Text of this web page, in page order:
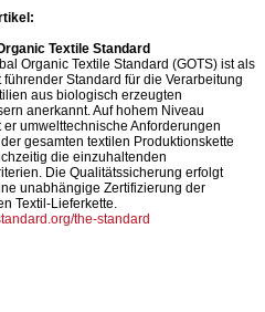
Textile Standard
Organic Textile Standard (GOTS) ist als
führender Standard für die Verarbeitung
aus biologisch erzeugten
anerkannt. Auf hohem Niveau
er umwelttechnische Anforderungen
gesamten textilen Produktionskette
die einzuhaltenden
Die Qualitätssicherung erfolgt
unabhängige Zertifizierung der
Textil-Lieferkette.
the-standard